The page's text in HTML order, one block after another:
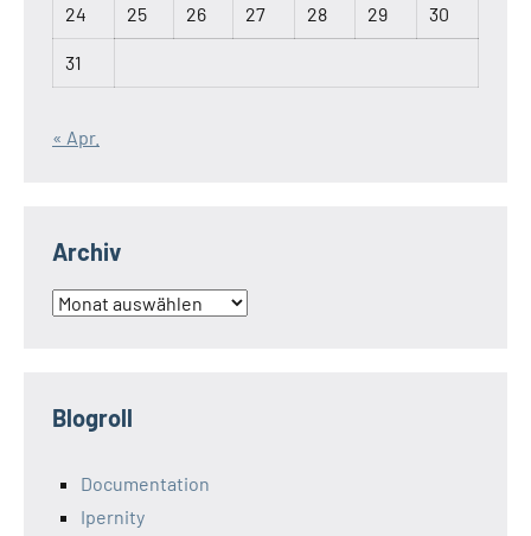
24 25 26 27 28 29 30
31
« Apr.
Archiv
Archiv
Blogroll
Documentation
Ipernity